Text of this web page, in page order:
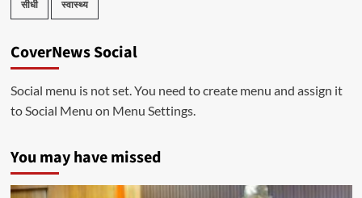
सीधी स्वास्थ्य
CoverNews Social
Social menu is not set. You need to create menu and assign it
to Social Menu on Menu Settings.
You may have missed